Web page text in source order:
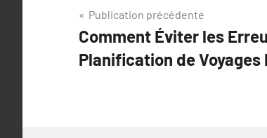
Navigation
de
l’article
Publication précédente
Comment Éviter les
Planification de Voyages